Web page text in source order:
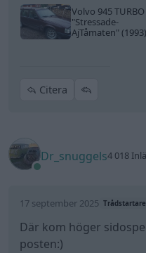
Volvo 945 TURBO
"Stressade-
AjTåmaten"(1993)
Citera
Dr_snuggels4 018
17 september 2025 Trådstartare
Där kom höger
posten:)